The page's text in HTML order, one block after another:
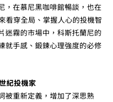
，在慕尼黑咖啡館暢談，也在
看穿全局、掌握人心的投機智
迷霧的市場中，科斯托蘭尼的
就手感、鍛鍊心理強度的必修
紀投機家
被重新定義，增加了深思熟